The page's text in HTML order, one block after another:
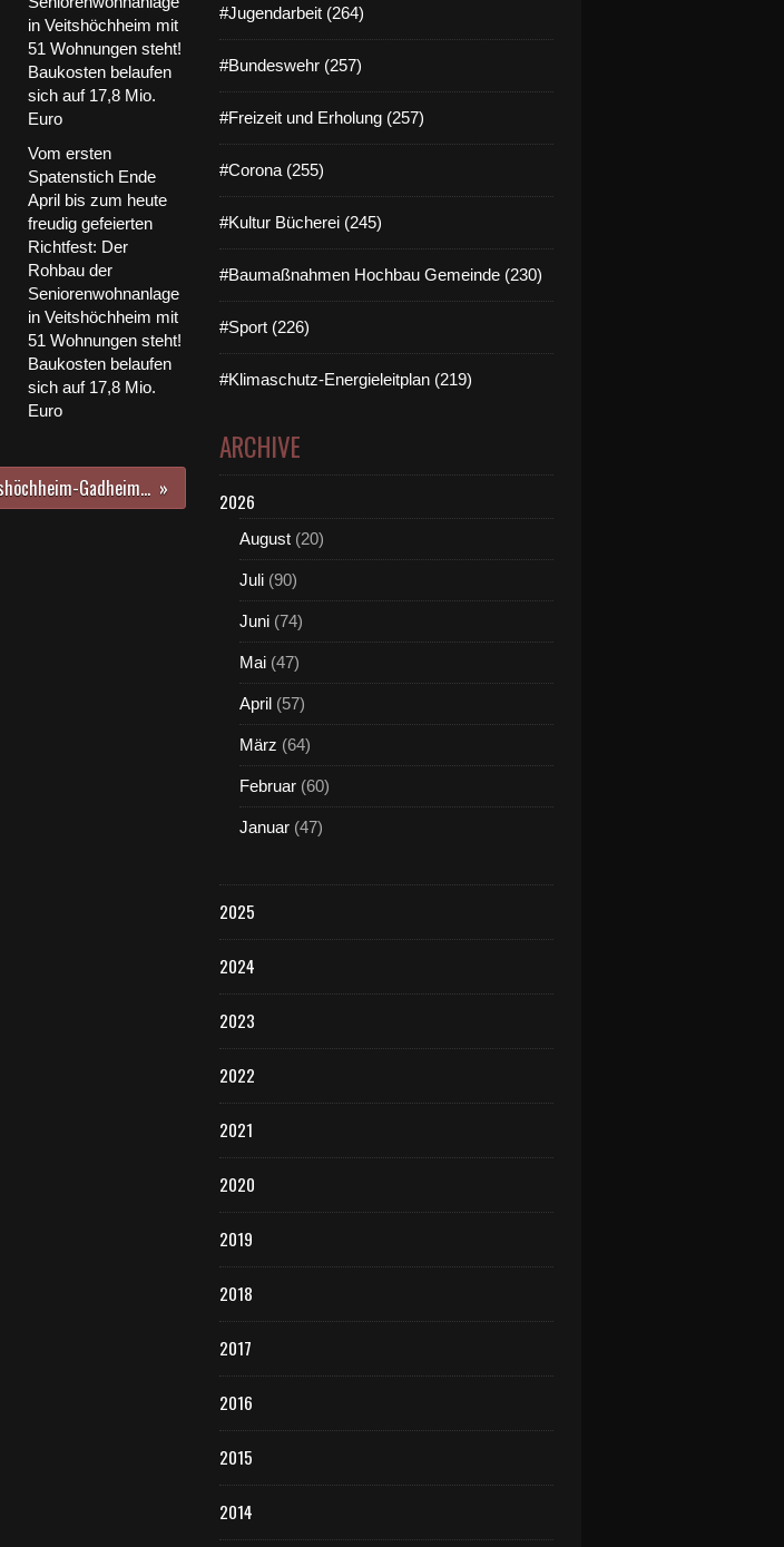
Vom ersten
Spatenstich Ende
April bis zum heute
freudig gefeierten
Richtfest: Der
Rohbau der
Seniorenwohnanlage
in Veitshöchheim mit
51 Wohnungen steht!
Baukosten belaufen
sich auf 17,8 Mio.
Euro
Ausbau Wü 3 Veitshöchheim-Gadheim Folge 7 - Baustellenzustand Ende Mai 2021 - PAK-behaftetes Material im Feldweg an den Mühltannen wieder ausgebaut
#Jugendarbeit (264)
#Bundeswehr (257)
#Freizeit und Erholung (257)
#Corona (255)
#Kultur Bücherei (245)
#Baumaßnahmen Hochbau Gemeinde (230)
#Sport (226)
#Klimaschutz-Energieleitplan (219)
ARCHIVE
2026
August (20)
Juli (90)
Juni (74)
Mai (47)
April (57)
März (64)
Februar (60)
Januar (47)
2025
2024
2023
2022
2021
2020
2019
2018
2017
2016
2015
2014